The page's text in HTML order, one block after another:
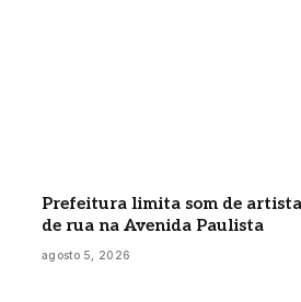
Prefeitura limita som de
de rua na Avenida Paulista
agosto 5, 2026